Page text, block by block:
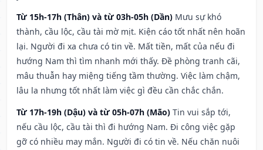
Từ 15h-17h (Thân) và từ 03h-05h (Dần) Mưu sự khó
thành, cầu lộc, cầu tài mờ mịt. Kiện cáo tốt nhất nên hoãn
lại. Người đi xa chưa có tin về. Mất tiền, mất của nếu đi
hướng Nam thì tìm nhanh mới thấy. Đề phòng tranh cãi,
mâu thuẫn hay miệng tiếng tầm thường. Việc làm chậm,
lâu la nhưng tốt nhất làm việc gì đều cần chắc chắn.
Từ 17h-19h (Dậu) và từ 05h-07h (Mão) Tin vui sắp tới,
nếu cầu lộc, cầu tài thì đi hướng Nam. Đi công việc gặp
gỡ có nhiều may mắn. Người đi có tin về. Nếu chăn nuôi